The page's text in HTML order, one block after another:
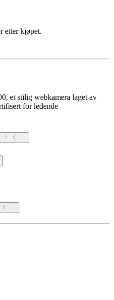
etter kjøpet.
et stilig webkamera laget av
for ledende